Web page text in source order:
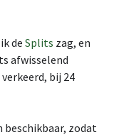
de Splits zag, en
afwisselend
bij 24
beschikbaar, zodat